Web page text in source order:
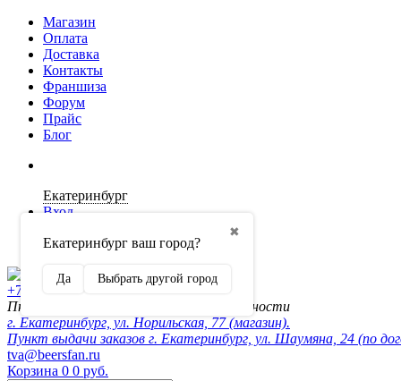
Магазин
Оплата
Доставка
Контакты
Франшиза
Форум
Прайс
Блог
Екатеринбург
✖
Екатеринбург ваш город?
Да Выбрать другой город
Вход
Регистрация
+7 (902) 872-54-70
Пн-Пт 10:00-20:00, сб-вск по договорённости
г. Екатеринбург, ул. Норильская, 77 (магазин).
Пункт выдачи заказов г. Екатеринбург, ул. Шаумяна, 24 (по
tva@beersfan.ru
Корзина 0 0 руб.